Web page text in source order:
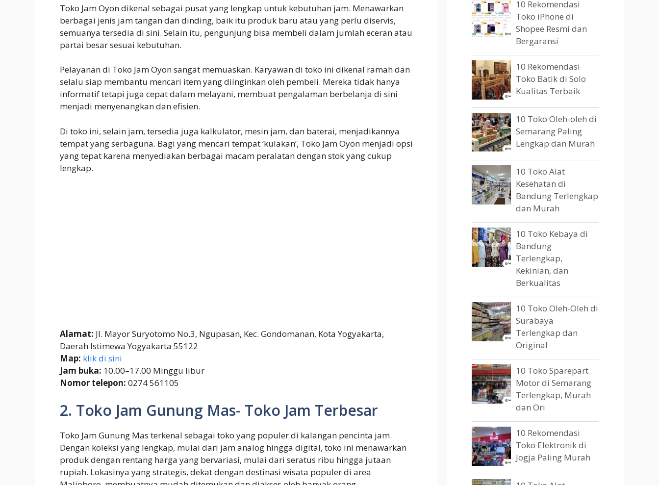
Toko Jam Oyon dikenal sebagai pusat yang lengkap untuk kebutuhan jam. Menawarkan
berbagai jenis jam tangan dan dinding, baik itu produk baru atau yang perlu diservis,
semuanya tersedia di sini. Selain itu, pengunjung bisa membeli dalam jumlah eceran atau
partai besar sesuai kebutuhan.
Pelayanan di Toko Jam Oyon sangat memuaskan. Karyawan di toko ini dikenal ramah dan
selalu siap membantu mencari item yang diinginkan oleh pembeli. Mereka tidak hanya
informatif tetapi juga cepat dalam melayani, membuat pengalaman berbelanja di sini
menjadi menyenangkan dan efisien.
Di toko ini, selain jam, tersedia juga kalkulator, mesin jam, dan baterai, menjadikannya
tempat yang serbaguna. Bagi yang mencari tempat ‘kulakan’, Toko Jam Oyon menjadi opsi
yang tepat karena menyediakan berbagai macam peralatan dengan stok yang cukup
lengkap.
Alamat: Jl. Mayor Suryotomo No.3, Ngupasan, Kec. Gondomanan, Kota Yogyakarta,
Daerah Istimewa Yogyakarta 55122
Map: klik di sini
Jam buka: 10.00–17.00 Minggu libur
Nomor telepon: 0274 561105
2. Toko Jam Gunung Mas- Toko Jam Terbesar
Toko Jam Gunung Mas terkenal sebagai toko yang populer di kalangan pencinta jam.
Dengan koleksi yang lengkap, mulai dari jam analog hingga digital, toko ini menawarkan
produk dengan rentang harga yang bervariasi, mulai dari seratus ribu hingga jutaan
rupiah. Lokasinya yang strategis, dekat dengan destinasi wisata populer di area
10 Rekomendasi
Toko iPhone di
Shopee Resmi dan
Bergaransi
10 Rekomendasi
Toko Batik di Solo
Kualitas Terbaik
10 Toko Oleh-oleh di
Semarang Paling
Lengkap dan Murah
10 Toko Alat
Kesehatan di
Bandung Terlengkap
dan Murah
10 Toko Kebaya di
Bandung
Terlengkap,
Kekinian, dan
Berkualitas
10 Toko Oleh-Oleh di
Surabaya
Terlengkap dan
Original
10 Toko Sparepart
Motor di Semarang
Terlengkap, Murah
dan Ori
10 Rekomendasi
Toko Elektronik di
Jogja Paling Murah